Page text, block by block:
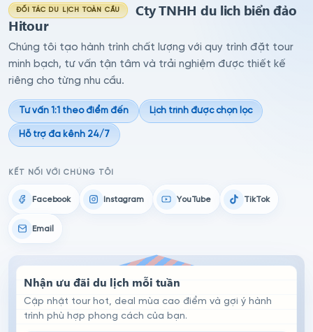
ĐỐI TÁC DU LỊCH TOÀN CẦU
Cty TNHH du lich biển đảo
Hitour
Chúng tôi tạo hành trình chất lượng với quy trình đặt tour
minh bạch, tư vấn tận tâm và trải nghiệm được thiết kế
riêng cho từng nhu cầu.
Tư vấn 1:1 theo điểm đến Lịch trình được chọn lọc
Hỗ trợ đa kênh 24/7
KẾT NỐI VỚI CHÚNG TÔI
Facebook Instagram YouTube TikTok
Email
Nhận ưu đãi du lịch mỗi tuần
Cập nhật tour hot, deal mùa cao điểm và gợi ý hành
trình phù hợp phong cách của bạn.